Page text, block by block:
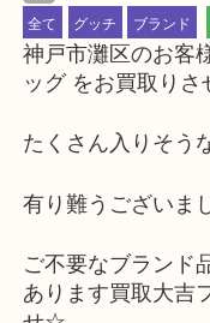
公開日:2025/07/27 最終
GUCCI グッチ GG ショル
全て
グッチ ブランド
ッグ をお買取り
たくさん入りそ